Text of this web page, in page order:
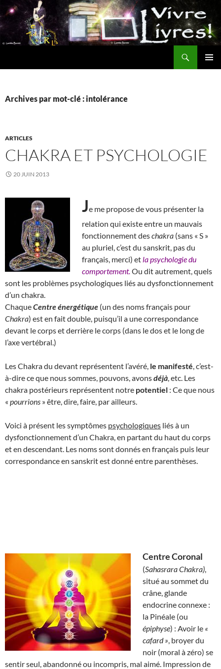
Aller
au
contenu
Archives par mot-clé : intolérance
ARTICLES
CHAKRA ET PSYCHOLOGIE
20 JUIN 2013
Je me propose de vous présenter la
relation qui existe entre un mauvais
fonctionnement deschakra (sans « S »
au pluriel, c’est du sanskrit, pas du
français, merci) et la psychologie du
comportement. Ou dit autrement, quels
sont les problèmes psychologiques liés au dysfonctionnement
d’un chakra.
ChaqueCentre énergétique (un des noms français pour
Chakra) est en fait double, puisqu’il a une correspondance
devant le corps et derrière le corps (dans le dos et le long de
l’axe vertébral.)
Les Chakra du devant représentent l’avéré, le manifesté , c’est-
à-dire ce que nous sommes, pouvons, avonsdéjà , etc. Les
chakra postérieurs représentent notre potentiel : Ce que nous
« pourrions » être, dire, faire, par ailleurs.
Voici à présent les symptômes psychologiques liés à un
dysfonctionnement d’un Chakra, en partant du haut du corps
et en descendant. Les noms sont donnés en français puis leur
correspondance en sanskrit est donné entre parenthèses.
Centre Coronal
(Sahasrara Chakra)
situé au sommet du
crâne, glande
endocrine connexe :
la Pinéale (ou
épiphyse) : Avoir le «
cafard » , broyer du
noir (moral à zéro) se
sentir seul, abandonné ou incompris, mal aimé. Impression de